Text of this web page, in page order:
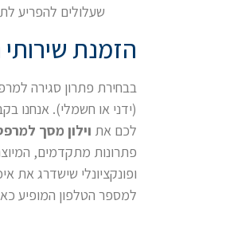
שעלולים להפריע
הזמנת
בבחירת פתרון סגירה
לכם את וילון מסך
פתרונות מתקדמים,
ופונקציונלי שישדרג את
למספר הטלפון המופיע